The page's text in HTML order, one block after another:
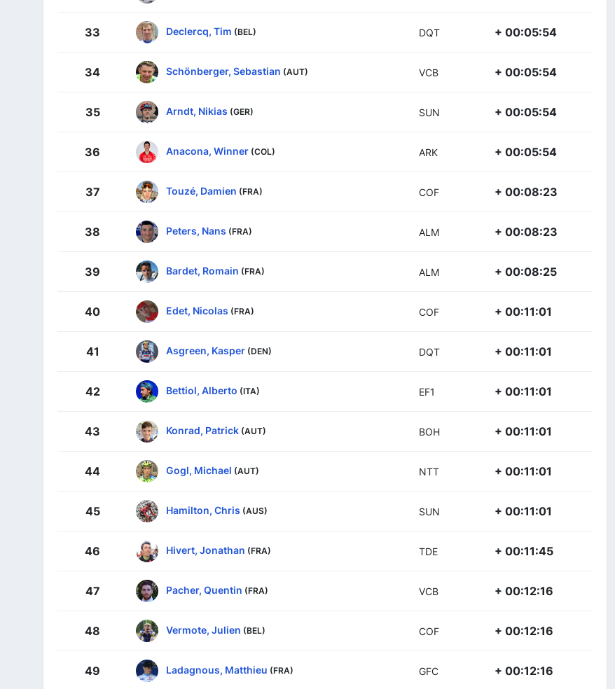
33 Declercq, Tim (BEL) DQT + 00:05:54
34 Schönberger, Sebastian (AUT) VCB + 00:05:54
35 Arndt, Nikias (GER) SUN + 00:05:54
36 Anacona, Winner (COL) ARK + 00:05:54
37 Touzé, Damien (FRA) COF + 00:08:23
38 Peters, Nans (FRA) ALM + 00:08:23
39 Bardet, Romain (FRA) ALM + 00:08:25
40 Edet, Nicolas (FRA) COF + 00:11:01
41 Asgreen, Kasper (DEN) DQT + 00:11:01
42 Bettiol, Alberto (ITA) EF1 + 00:11:01
43 Konrad, Patrick (AUT) BOH + 00:11:01
44 Gogl, Michael (AUT) NTT + 00:11:01
45 Hamilton, Chris (AUS) SUN + 00:11:01
46 Hivert, Jonathan (FRA) TDE + 00:11:45
47 Pacher, Quentin (FRA) VCB + 00:12:16
48 Vermote, Julien (BEL) COF + 00:12:16
49 Ladagnous, Matthieu (FRA) GFC + 00:12:16